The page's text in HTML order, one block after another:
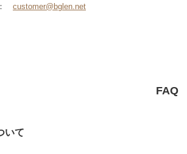
customer@bglen.net
FAQ
いて